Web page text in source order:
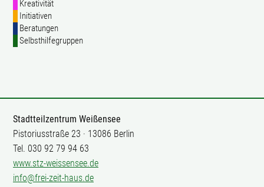
Kreativität
Initiativen
Beratungen
Selbsthilfegruppen
Stadtteilzentrum Weißensee
Pistoriusstraße 23 · 13086 Berlin
Tel. 030 92 79 94 63
www.stz-weissensee.de
info@frei-zeit-haus.de